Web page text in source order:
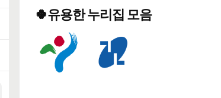
🍀유용한 누리집 모음